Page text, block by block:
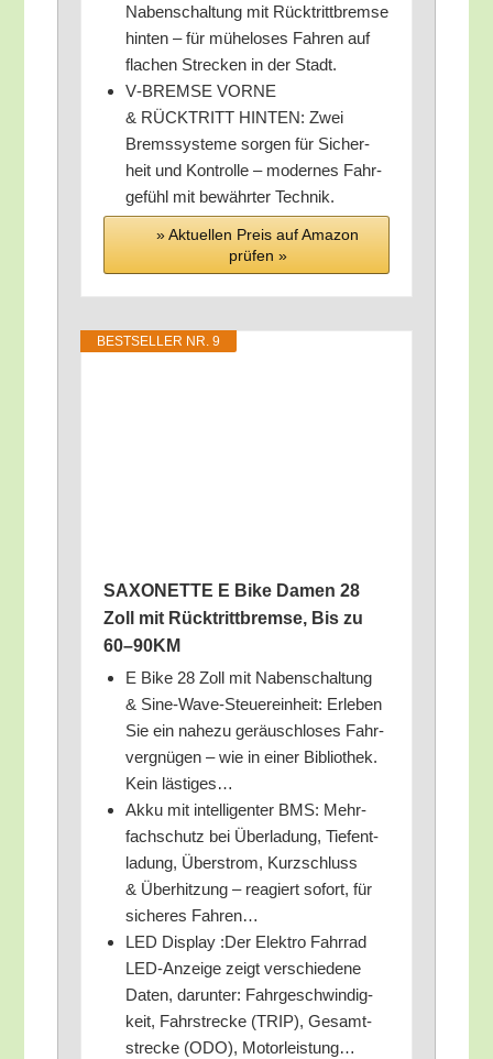
Naben­schal­tung mit Rück­tritt­brem­se
hin­ten – für mühe­lo­ses Fah­ren auf
fla­chen Stre­cken in der Stadt.
V‑BREMSE VORNE
& RÜCKTRITT HINTEN: Zwei
Brems­sys­te­me sor­gen für Sicher­
heit und Kon­trol­le – moder­nes Fahr­
ge­fühl mit bewähr­ter Technik.
» Aktu­el­len Preis auf Ama­zon
prü­fen »
BEST­SEL­LER NR. 9
SAXONETTE E Bike Damen 28
Zoll mit Rück­tritt­brem­se, Bis zu
60–90KM
E Bike 28 Zoll mit Naben­schal­tung
& Sine-Wave-Steu­er­ein­heit: Erle­ben
Sie ein nahe­zu geräusch­lo­ses Fahr­
ver­gnü­gen – wie in einer Biblio­thek.
Kein lästiges…
Akku mit intel­li­gen­ter BMS: Mehr­
fach­schutz bei Über­la­dung, Tief­ent­
la­dung, Über­strom, Kurz­schluss
& Über­hit­zung – reagiert sofort, für
siche­res Fahren…
LED Dis­play :Der Elek­tro Fahr­rad
LED-Anzei­ge zeigt ver­schie­de­ne
Daten, dar­un­ter: Fahr­ge­schwin­dig­
keit, Fahr­stre­cke (TRIP), Gesamt­
stre­cke (ODO), Motorleistung…